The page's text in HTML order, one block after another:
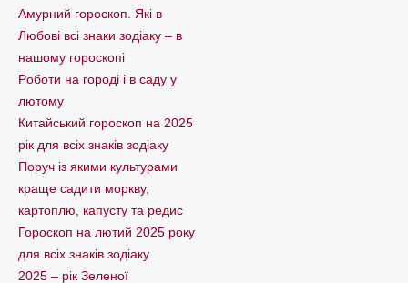
Амурний гороскоп. Які в
Любові всі знаки зодіаку – в
нашому гороскопі
Pоботи на городі і в саду у
лютому
Китайський гороскоп на 2025
рік для всіх знаків зодіаку
Поруч із якими культурами
краще садити моркву,
картоплю, капусту та редис
Гороскоп на лютий 2025 року
для всіх знаків зодіаку
2025 – рік Зеленої